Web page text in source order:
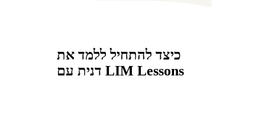
כיצד להתחיל ללמד את
דנית עם LIM Lessons